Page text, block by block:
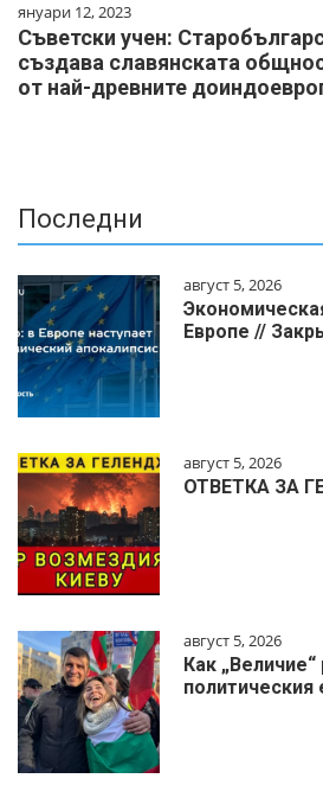
януари 12, 2023
Съветски учен:
създава славянската
от най-древните
Последни
август 5, 2026
Европе //
август 5, 2026
ОТВЕТКА ЗА
август 5, 2026
Как
политическия